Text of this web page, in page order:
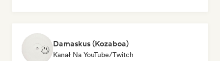
Damaskus (Kozaboa)
Kanał Na YouTube/Twitch